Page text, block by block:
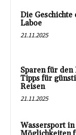
Die Geschichte
Laboe
21.11.2025
Sparen für den
Tipps für
Reisen
21.11.2025
Wassersport